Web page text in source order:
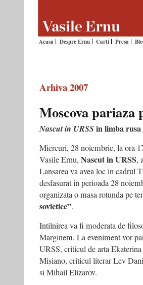
Acasa Despre Ernu Carti Presa
Arhiva 2007
Moscova pariaza
Nascut in URSSin limba rusa
Miercuri, 28 noiembrie, la ora
Vasile Ernu, Nascut in URSS,
Lansarea va avea loc in cadrul
desfasurat in perioada 28
organizata o masa rotunda pe
sovietice”.
Intilnirea va fi moderata de
Marginem. La eveniment vor
URSS, criticul de arta
Misiano, criticul literar Lev
si Mihail Elizarov.